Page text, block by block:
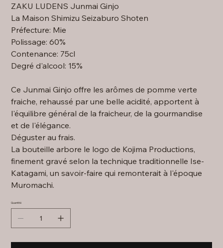
ZAKU LUDENS Junmai Ginjo
La Maison Shimizu Seizaburo Shoten
Préfecture: Mie
Polissage: 60%
Contenance: 75cl
Degré d'alcool: 15%
Ce Junmai Ginjo offre les arômes de pomme verte
fraiche, rehaussé par une belle acidité, apportent à
l'équilibre général de la fraicheur, de la gourmandise
et de l'élégance.
Déguster au frais.
La bouteille arbore le logo de Kojima Productions,
finement gravé selon la technique traditionnelle Ise-
Katagami, un savoir-faire qui remonterait à l'époque
Muromachi.
Quantité